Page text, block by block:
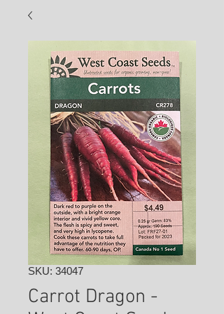
SKU: 34047
Carrot Dragon -